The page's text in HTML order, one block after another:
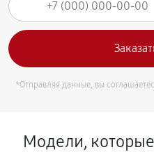
*Отправляя данные, вы
Модели,